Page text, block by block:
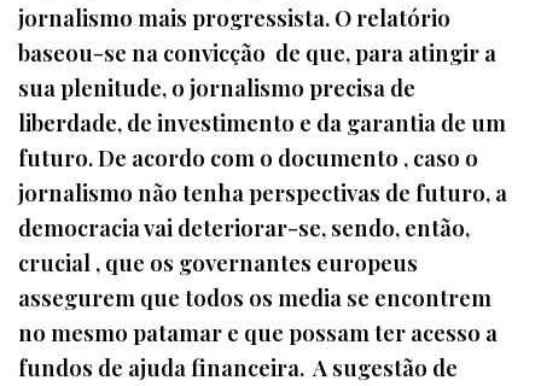
jornalismo mais progressista. O relatório
baseou-se na convicção de que, para atingir a
sua plenitude, o jornalismo precisa de
liberdade, de investimento e da garantia de um
futuro. De acordo com o documento , caso o
jornalismo não tenha perspectivas de futuro, a
democracia vai deteriorar-se, sendo, então,
crucial , que os governantes europeus
assegurem que todos os media se encontrem
no mesmo patamar e que possam ter acesso a
fundos de ajuda financeira. A sugestão de